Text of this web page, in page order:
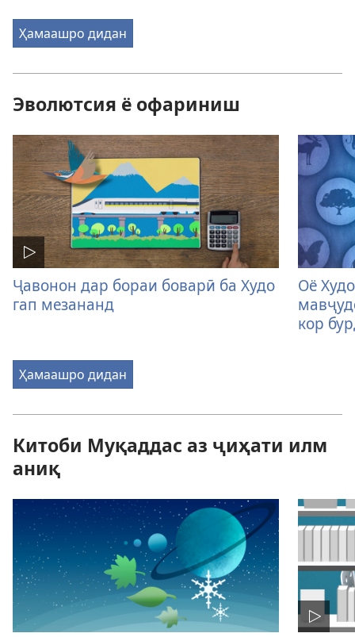
Ҳамаашро дидан
Эволютсия ё офариниш
Ҷавонон дар бораи боварӣ ба Худо
гап мезананд
Оё
кор
Ҳамаашро дидан
Китоби Муқаддас аз ҷиҳати илм
аниқ